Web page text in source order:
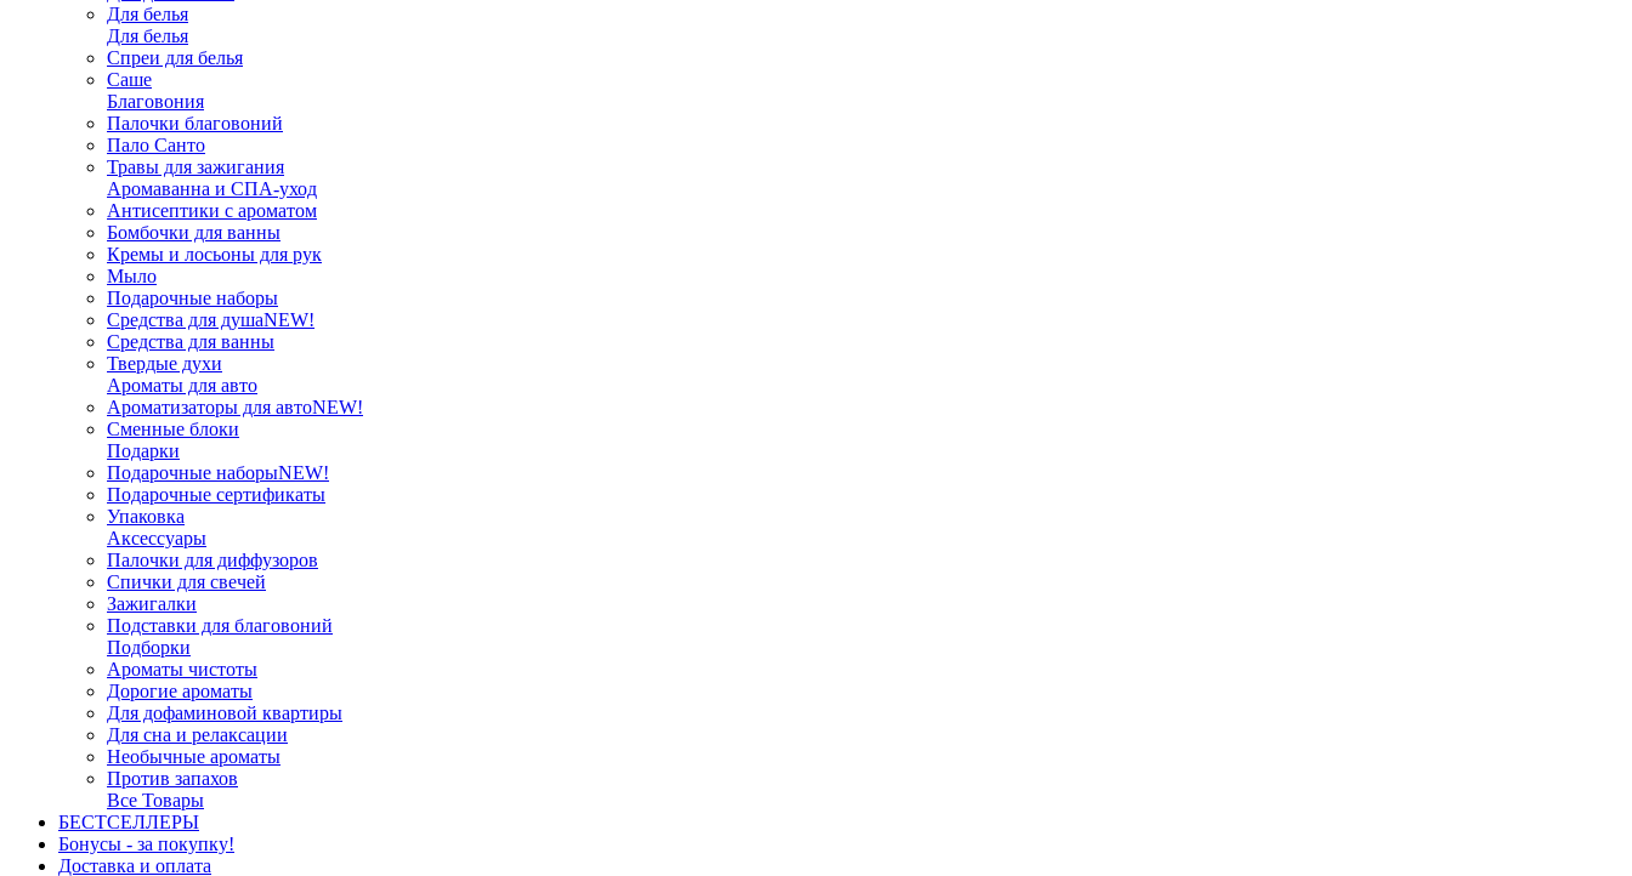
Для белья
Для белья
Спреи для белья
Саше
Благовония
Палочки благовоний
Пало Санто
Травы для зажигания
Аромаванна и СПА-уход
Антисептики с ароматом
Бомбочки для ванны
Кремы и лосьоны для рук
Мыло
Подарочные наборы
Средства для душаNEW!
Средства для ванны
Твердые духи
Ароматы для авто
Ароматизаторы для автоNEW!
Сменные блоки
Подарки
Подарочные наборыNEW!
Подарочные сертификаты
Упаковка
Аксессуары
Палочки для диффузоров
Спички для свечей
Зажигалки
Подставки для благовоний
Подборки
Ароматы чистоты
Дорогие ароматы
Для дофаминовой квартиры
Для сна и релаксации
Необычные ароматы
Против запахов
Все Товары
БЕСТСЕЛЛЕРЫ
Бонусы - за покупку!
Доставка и оплата